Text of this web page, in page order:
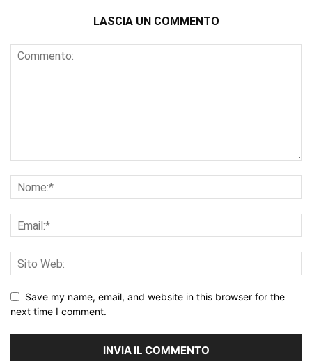
LASCIA UN COMMENTO
Save my name, email, and website in this browser for the
next time I comment.